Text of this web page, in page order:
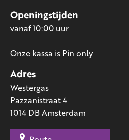
Adres
Westergas
Pazzanistraat 4
1014 DB Amsterdam
Openingstijden
vanaf 10:00 uur
Onze kassa is Pin only